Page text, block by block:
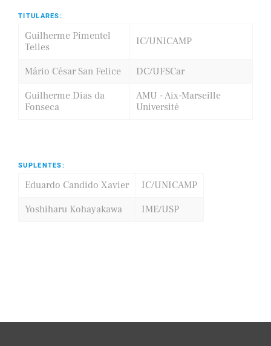
TITULARES:
Guilherme Pimentel
Telles
IC/UNICAMP
Mário César San Felice
DC/UFSCar
Guilherme Dias da
Fonseca
AMU - Aix-Marseille
Université
SUPLENTES:
Eduardo Candido Xavier
IC/UNICAMP
Yoshiharu Kohayakawa
IME/USP